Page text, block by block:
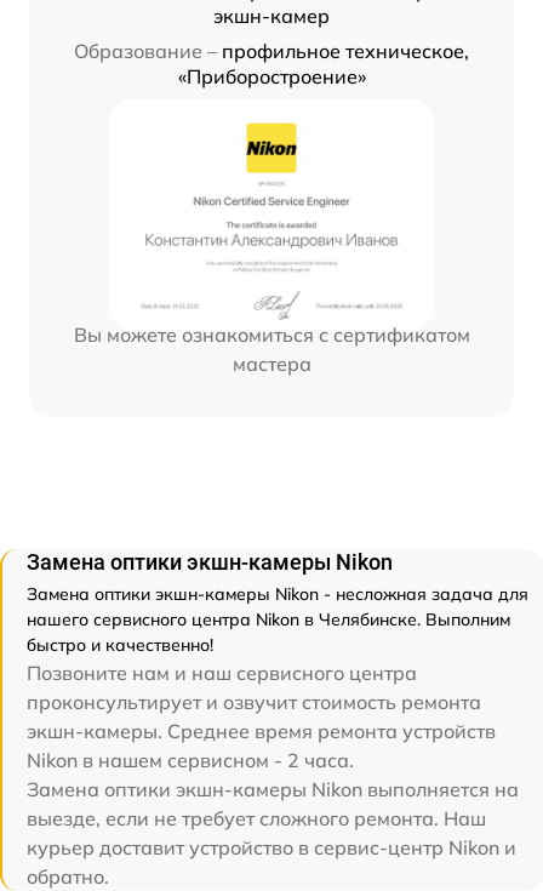
экшн-камер
Образование – профильное техническое,
«Приборостроение»
Вы можете ознакомиться с сертификатом
мастера
Замена оптики экшн-камеры Nikon
Замена оптики экшн-камеры Nikon - несложная задача для
нашего сервисного центра Nikon в Челябинске. Выполним
быстро и качественно!
Позвоните нам и наш сервисного центра
проконсультирует и озвучит стоимость ремонта
экшн-камеры. Среднее время ремонта устройств
Nikon в нашем сервисном - 2 часа.
Замена оптики экшн-камеры Nikon выполняется на
выезде, если не требует сложного ремонта. Наш
курьер доставит устройство в сервис-центр Nikon и
обратно.